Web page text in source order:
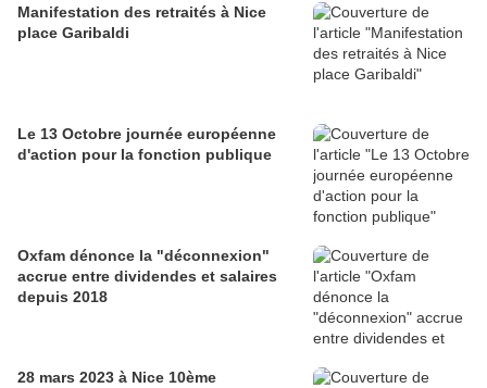
Manifestation des retraités à Nice
place Garibaldi
Le 13 Octobre journée européenne
d'action pour la fonction publique
Oxfam dénonce la "déconnexion"
accrue entre dividendes et salaires
depuis 2018
28 mars 2023 à Nice 10ème